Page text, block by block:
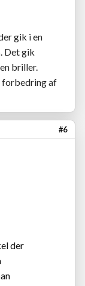
gik i en
Det gik
briller.
forbedring af
#6
der